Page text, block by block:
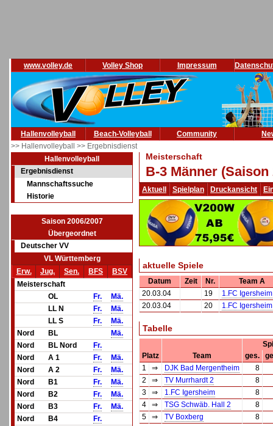
www.volley.de Volley Shop Impressum
Hallenvolleyball Beach-Volleyball Community
>> Hallenvolleyball >> Ergebnisdienst
Hallenvolleyball
Ergebnisdienst
Mannschaftssuche
Historie
Saison 2006/2007
Übergeordnet
Deutscher VV
VL Württemberg
Erw.
Jug. Sen. BFS
BSV
Meisterschaft
OL
Fr.
Mä.
LL N
Fr.
Mä.
LL S
Fr.
Mä.
Nord
BL
Mä.
Nord
BL Nord
Fr.
Nord
A 1 Fr.
Mä.
Nord
A 2 Fr.
Mä.
Nord
B1 Fr.
Mä.
Nord
B2 Fr.
Mä.
Nord
B3 Fr.
Mä.
Nord
B4
Fr.
Meisterschaft
B-3 Männer (Saison
Aktuell Spielplan Druckansicht
aktuelle Spiele
Datum Zeit Nr.
Team A
20.03.04
19
1.FC Igersheim
20.03.04
20 1.FC Igersheim
Tabelle
Platz
Team ges.
1
⇒ DJK Bad Mergentheim
8
2
⇒ TV Murrhardt 2
8
3
⇒ 1.FC Igersheim
8
4
⇒ TSG Schwäb. Hall 2
8
5
⇒ TV Boxberg 8